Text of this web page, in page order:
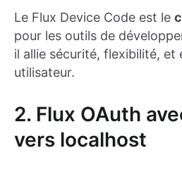
Le Flux Device Code est le
pour les outils de
il allie sécurité, flexibilité, et
utilisateur.
2. Flux OAuth
vers localhost